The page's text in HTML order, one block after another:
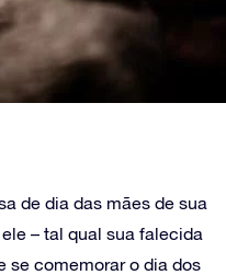
de dia das mães de sua
– tal qual sua falecida
se comemorar o dia dos